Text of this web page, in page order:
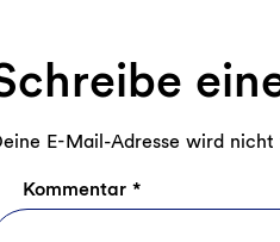
E-Mail-Adresse wird
Kommentar *